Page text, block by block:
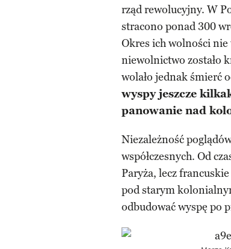
rząd rewolucyjny. W
stracono ponad 300
Okres ich wolności nie
niewolnictwo zostało
wolało jednak śmierć
wyspy jeszcze
panowanie nad
Niezależność
współczesnych. Od
Paryża, lecz
pod starym
odbudować wyspę po